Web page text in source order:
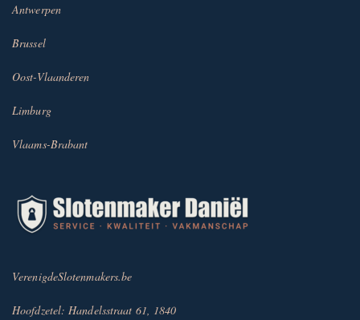
Antwerpen
Brussel
Oost-Vlaanderen
Limburg
Vlaams-Brabant
VerenigdeSlotenmakers.be
Hoofdzetel: Handelsstraat 61, 1840